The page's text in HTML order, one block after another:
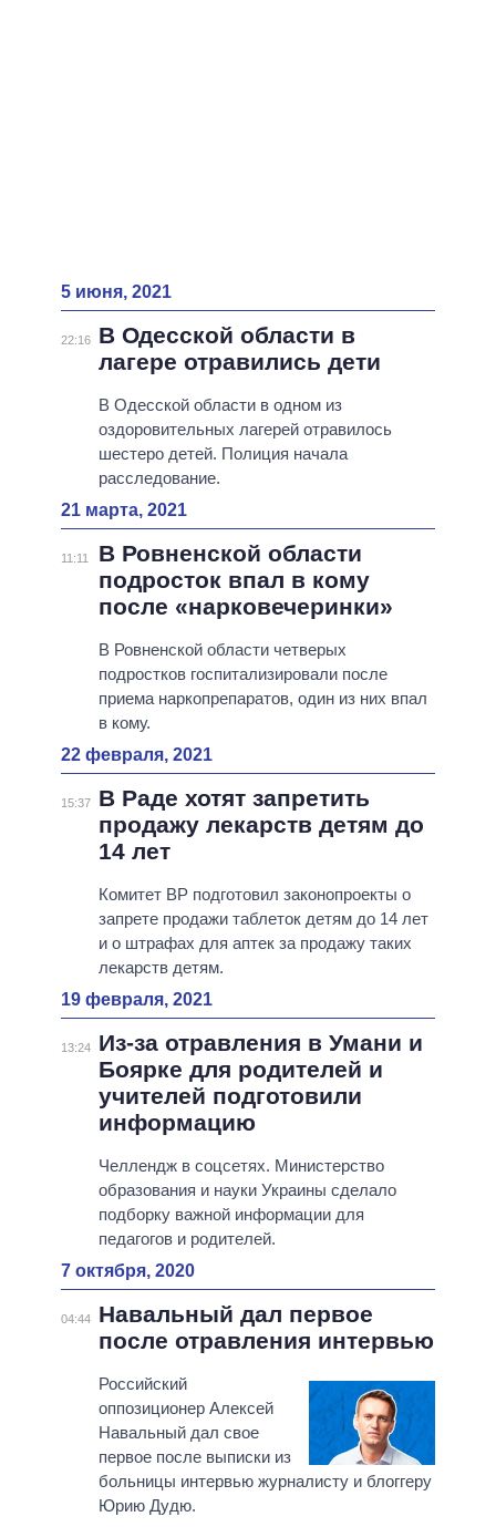
5 июня, 2021
22:16
В Одесской области в
лагере отравились дети
В Одесской области в одном из
оздоровительных лагерей отравилось
шестеро детей. Полиция начала
расследование.
21 марта, 2021
11:11
В Ровненской области
подросток впал в кому
после «нарковечеринки»
В Ровненской области четверых
подростков госпитализировали после
приема наркопрепаратов, один из них впал
в кому.
22 февраля, 2021
15:37
В Раде хотят запретить
продажу лекарств детям до
14 лет
Комитет ВР подготовил законопроекты о
запрете продажи таблеток детям до 14 лет
и о штрафах для аптек за продажу таких
лекарств детям.
19 февраля, 2021
13:24
Из-за отравления в Умани и
Боярке для родителей и
учителей подготовили
информацию
Челлендж в соцсетях. Министерство
образования и науки Украины сделало
подборку важной информации для
педагогов и родителей.
7 октября, 2020
04:44
Навальный дал первое
после отравления интервью
Российский
оппозиционер Алексей
Навальный дал свое
первое после выписки из
больницы интервью журналисту и блоггеру
Юрию Дудю.